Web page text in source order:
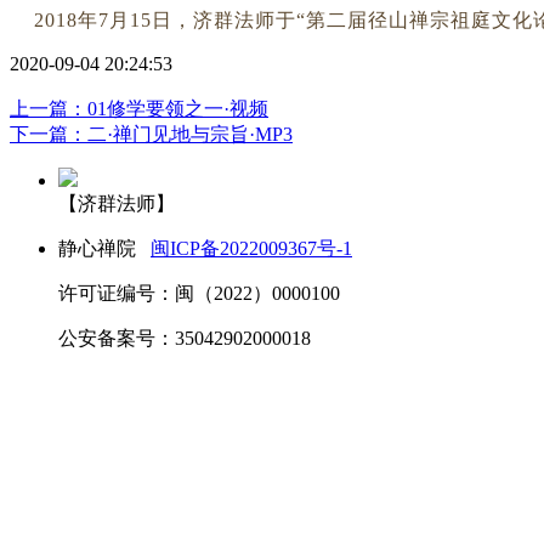
2018年7月15日，济群法师于“第二届径山禅宗祖庭文化
2020-09-04 20:24:53
上一篇：01修学要领之一·视频
下一篇：二·禅门见地与宗旨·MP3
【济群法师】
静心禅院 闽ICP备2022009367号-1
许可证编号：闽（2022）0000100
公安备案号：35042902000018